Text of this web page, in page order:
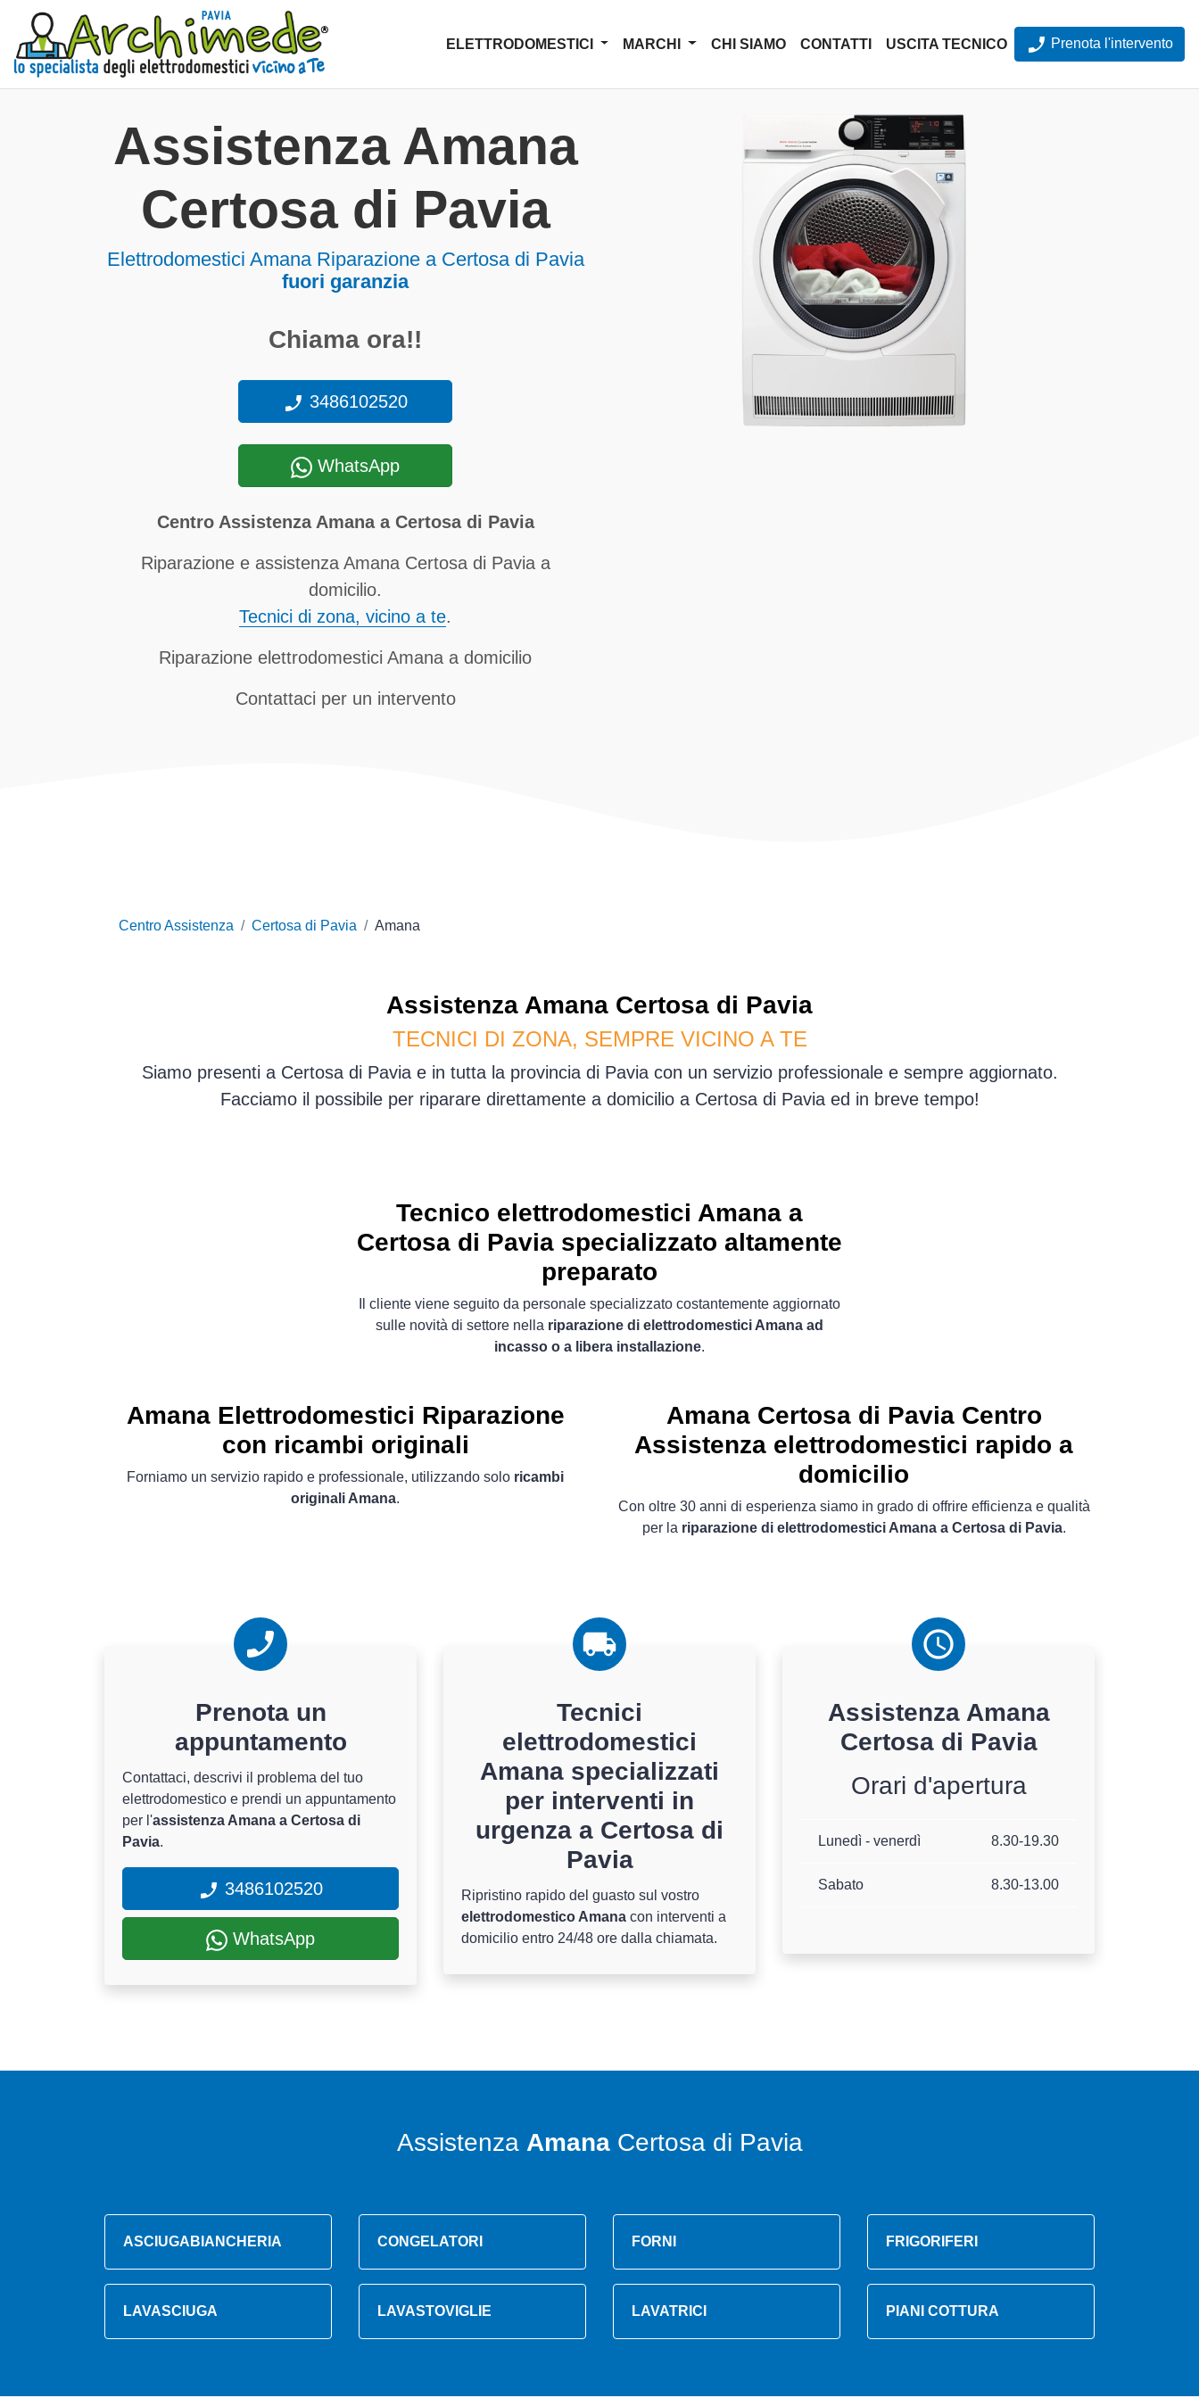
ELETTRODOMESTICI MARCHI CHI SIAMO CONTATTI USCITA TECNICO Prenota l'intervento
Assistenza Amana
Certosa di Pavia
Elettrodomestici Amana Riparazione a Certosa di Pavia
fuori garanzia
Chiama ora!!
3486102520
WhatsApp
Centro Assistenza Amana a Certosa di Pavia
Riparazione e assistenza Amana Certosa di Pavia a
domicilio.
Tecnici di zona, vicino a te.
Riparazione elettrodomestici Amana a domicilio
Contattaci per un intervento
Centro Assistenza Certosa di Pavia Amana
Assistenza Amana Certosa di Pavia
TECNICI DI ZONA, SEMPRE VICINO A TE
Siamo presenti a Certosa di Pavia e in tutta la provincia di Pavia con un servizio professionale e sempre aggiornato.
Facciamo il possibile per riparare direttamente a domicilio a Certosa di Pavia ed in breve tempo!
Tecnico elettrodomestici Amana a
Certosa di Pavia specializzato altamente
preparato
Il cliente viene seguito da personale specializzato costantemente aggiornato
sulle novità di settore nella riparazione di elettrodomestici Amana ad
incasso o a libera installazione.
Amana Elettrodomestici Riparazione
con ricambi originali
Forniamo un servizio rapido e professionale, utilizzando solo ricambi
originali Amana.
Amana Certosa di Pavia Centro
Assistenza elettrodomestici rapido a
domicilio
Con oltre 30 anni di esperienza siamo in grado di offrire efficienza e qualità
per la riparazione di elettrodomestici Amana a Certosa di Pavia.
Prenota un
appuntamento
Contattaci, descrivi il problema del tuo
elettrodomestico e prendi un appuntamento
per l'assistenza Amana a Certosa di
Pavia.
3486102520
WhatsApp
Tecnici
elettrodomestici
Amana specializzati
per interventi in
urgenza a Certosa di
Pavia
Ripristino rapido del guasto sul vostro
elettrodomestico Amana con interventi a
domicilio entro 24/48 ore dalla chiamata.
Assistenza Amana
Certosa di Pavia
Orari d'apertura
Lunedì - venerdì 8.30-19.30
Sabato 8.30-13.00
Assistenza AmanaCertosa di Pavia
ASCIUGABIANCHERIA CONGELATORI FORNI FRIGORIFERI
LAVASCIUGA LAVASTOVIGLIE LAVATRICI PIANI COTTURA